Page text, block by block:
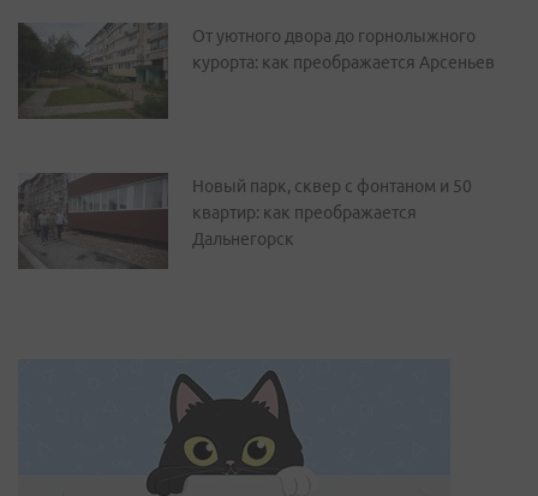
От уютного двора до горнолыжного
курорта: как преображается Арсеньев
Новый парк, сквер с фонтаном и 50
квартир: как преображается
Дальнегорск